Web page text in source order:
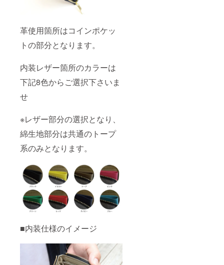
革使用箇所はコインポケッ
トの部分となります。
内装レザー箇所のカラーは
下記8色からご選択下さいま
せ
※レザー部分の選択となり、
綿生地部分は共通のトープ
系のみとなります。
■内装仕様のイメージ